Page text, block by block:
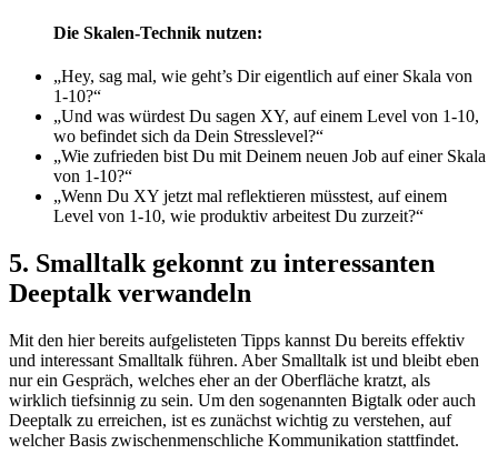
Die Skalen-Technik nutzen:
„Hey, sag mal, wie geht’s Dir eigentlich auf einer Skala von
1-10?“
„Und was würdest Du sagen XY, auf einem Level von 1-10,
wo befindet sich da Dein Stresslevel?“
„Wie zufrieden bist Du mit Deinem neuen Job auf einer Skala
von 1-10?“
„Wenn Du XY jetzt mal reflektieren müsstest, auf einem
Level von 1-10, wie produktiv arbeitest Du zurzeit?“
5. Smalltalk gekonnt zu interessanten
Deeptalk verwandeln
Mit den hier bereits aufgelisteten Tipps kannst Du bereits effektiv
und interessant Smalltalk führen. Aber Smalltalk ist und bleibt eben
nur ein Gespräch, welches eher an der Oberfläche kratzt, als
wirklich tiefsinnig zu sein. Um den sogenannten Bigtalk oder auch
Deeptalk zu erreichen, ist es zunächst wichtig zu verstehen, auf
welcher Basis zwischenmenschliche Kommunikation stattfindet.